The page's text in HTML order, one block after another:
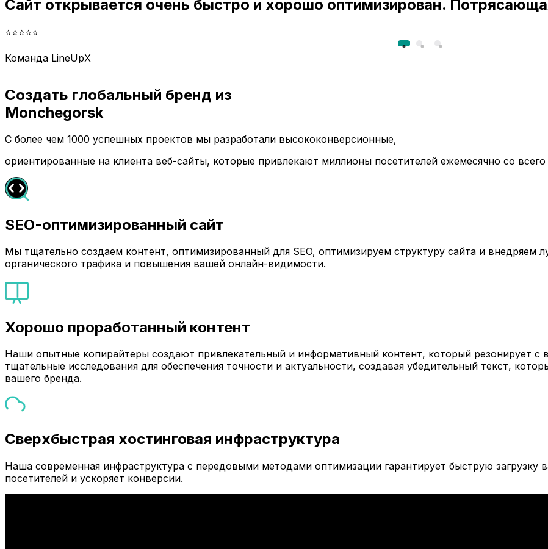
Сайт открывается очень быстро и хорошо оптимизирован.
⭐⭐⭐⭐⭐
Команда LineUpX
Создать глобальный бренд из
Monchegorsk
С более чем 1000 успешных проектов мы разработали высококонверсионные,
ориентированные на клиента веб-сайты, которые привлекают миллионы посетителей ежемесячно со
SEO-оптимизированный сайт
Мы тщательно создаем контент, оптимизированный для SEO, оптимизируем структуру сайта и внедряем
органического трафика и повышения вашей онлайн-видимости.
Хорошо проработанный контент
Наши опытные копирайтеры создают привлекательный и информативный контент, который резонирует
тщательные исследования для обеспечения точности и актуальности, создавая убедительный текст,
вашего бренда.
Сверхбыстрая хостинговая инфраструктура
Наша современная инфраструктура с передовыми методами оптимизации гарантирует быструю загрузку
посетителей и ускоряет конверсии.